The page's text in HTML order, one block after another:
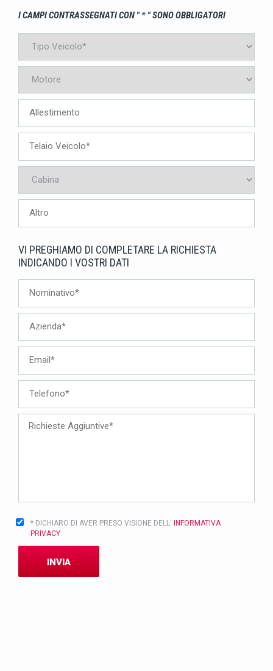
I CAMPI CONTRASSEGNATI CON " * " SONO OBBLIGATORI
VI PREGHIAMO DI COMPLETARE LA RICHIESTA
INDICANDO I VOSTRI DATI
* DICHIARO DI AVER PRESO VISIONE DELL'
INFORMATIVA
PRIVACY
INVIA